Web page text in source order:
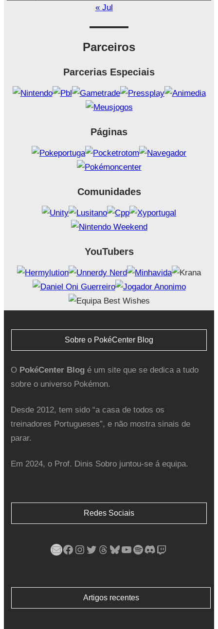
« Jul
Parceiros
Parcerias Especiais
Páginas
Comunidades
YouTubers
Sobre o PokéCenter Blog
O PokéCenter Blogé um site que se dedica a tudo
sobre o universo Pokémon.
Desde 2012, tem sido “a casa de todos os
treinadores Portugueses”, e não mostra sinais de
parar.
Em 2024, o Prof. Dinis Sobro juntou-se á equipa.
Redes Sociais
Mail Facebook Instagram Twitter Threads Bluesky YouTube Spotify Discord Twitch
Artigos recentes